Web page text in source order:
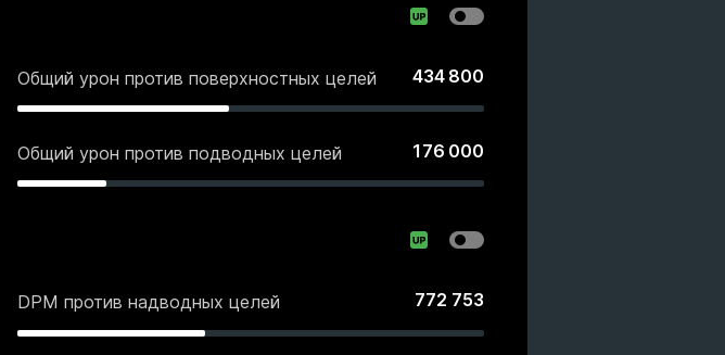
Общий урон против поверхностных целей 434 800
Общий урон против подводных целей 176 000
DPM против надводных целей 772 753